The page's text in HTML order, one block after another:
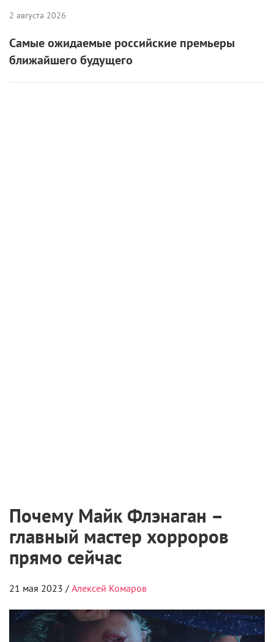
2 августа 2026
Самые ожидаемые российские премьеры
ближайшего будущего
Почему Майк Флэнаган –
главный мастер хорроров
прямо сейчас
21 мая 2023 / Алексей Комаров